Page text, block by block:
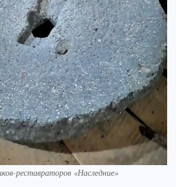
реставраторов «Наследние»